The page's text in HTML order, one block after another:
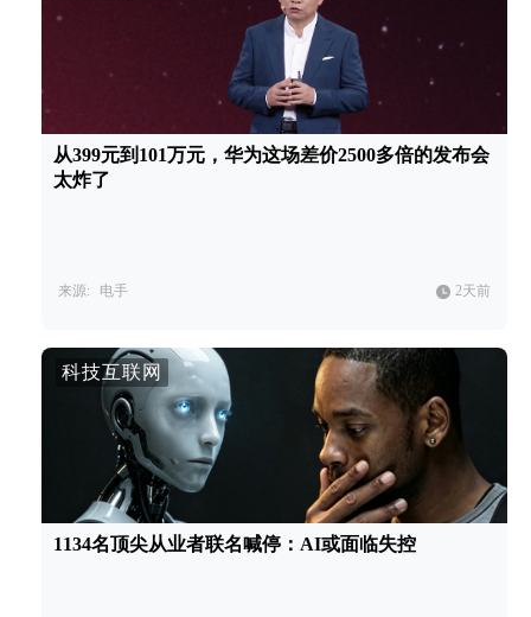
从399元到101万元，华为这场差价2500多倍的发布会
太炸了
来源: 电手 2天前
科技互联网
1134名顶尖从业者联名喊停：AI或面临失控